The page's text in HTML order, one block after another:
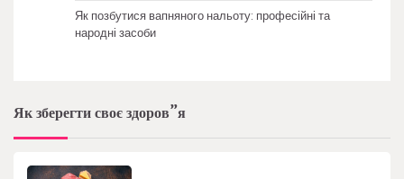
Як позбутися вапняного нальоту: професійні та
народні засоби
Як зберегти своє здоров”я